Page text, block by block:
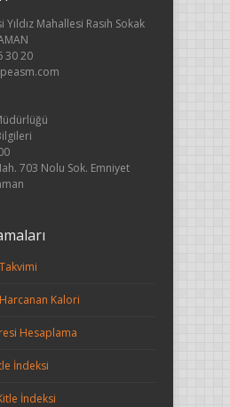
Mahallesi Rasıh Sokak
30 20
703 Nolu Sok. Emniyet
Kalori
Hesaplama
İndeksi
İndeksi